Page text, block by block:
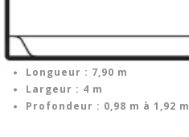
Longueur : 7,90 m
Largeur : 4 m
Profondeur : 0,98 m à 1,92 m